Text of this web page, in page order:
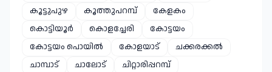
കൂട്ടുപുഴ
കൂത്തുപറമ്പ്
കേളകം
കൊട്ടിയൂർ
കൊളച്ചേരി
കോട്ടയം
കോട്ടയം പൊയിൽ
കോളയാട്
ചക്കരക്കൽ
ചാമ്പാട്
ചാലോട്
ചിറ്റാരിപ്പറമ്പ്